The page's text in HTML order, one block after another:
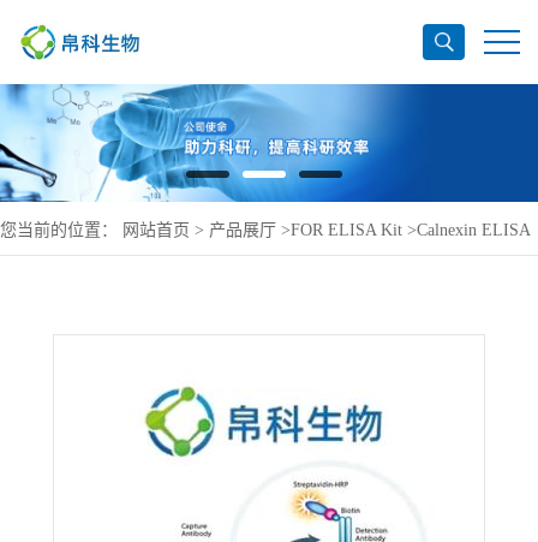
您当前的位置： 网站首页 > 产品展厅 >FOR ELISA Kit >Calnexin ELISA